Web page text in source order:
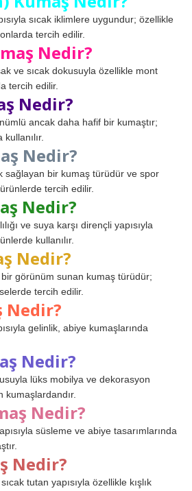
sıcak iklimlere uygundur; özellikle
tercih edilir.
Nedir?
ve sıcak dokusuyla özellikle mont
tercih edilir.
Nedir?
ancak daha hafif bir kumaştır;
Nedir?
sağlayan bir kumaş türüdür ve spor
tercih edilir.
Nedir?
ve suya karşı dirençli yapısıyla
kullanılır.
Nedir?
görünüm sunan kumaş türüdür;
tercih edilir.
Nedir?
gelinlik, abiye kumaşlarında
Nedir?
lüks mobilya ve dekorasyon
kumaşlardandır.
Nedir?
süsleme ve abiye tasarımlarında
Nedir?
tutan yapısıyla özellikle kışlık